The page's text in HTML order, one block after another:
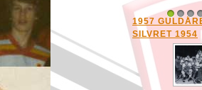
1 2 3 4
1957 GULDÅRET
SILVRET 1954